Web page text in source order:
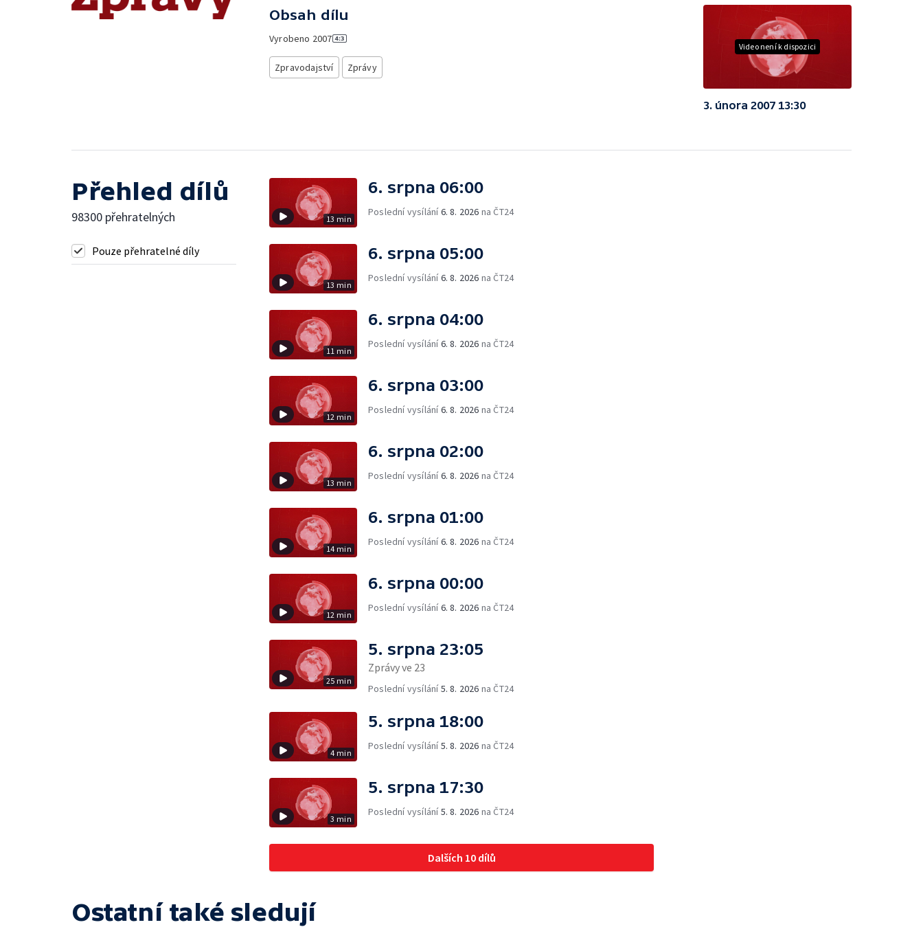
Obsah dílu
Vyrobeno 2007
Zpravodajství Zprávy
Video není k dispozici
3. února 2007 13:30
Přehled dílů
98300 přehratelných
Pouze přehratelné díly
13 min
6. srpna 06:00
Poslední vysílání6. 8. 2026 na ČT24
13 min
6. srpna 05:00
Poslední vysílání6. 8. 2026 na ČT24
11 min
6. srpna 04:00
Poslední vysílání6. 8. 2026 na ČT24
12 min
6. srpna 03:00
Poslední vysílání6. 8. 2026 na ČT24
13 min
6. srpna 02:00
Poslední vysílání6. 8. 2026 na ČT24
14 min
6. srpna 01:00
Poslední vysílání6. 8. 2026 na ČT24
12 min
6. srpna 00:00
Poslední vysílání6. 8. 2026 na ČT24
25 min
5. srpna 23:05
Zprávy ve 23
Poslední vysílání5. 8. 2026 na ČT24
4 min
5. srpna 18:00
Poslední vysílání5. 8. 2026 na ČT24
3 min
5. srpna 17:30
Poslední vysílání5. 8. 2026 na ČT24
Dalších 10 dílů
Ostatní také sledují